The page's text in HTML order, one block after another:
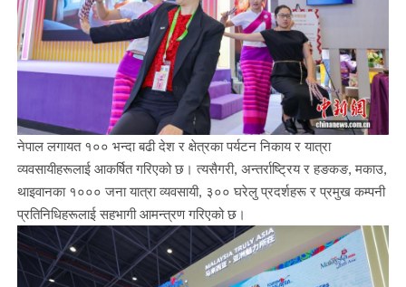
नेपाल लगायत १०० भन्दा बढी देश र क्षेत्रका पर्यटन निकाय र यात्रा
व्यवसायीहरूलाई आकर्षित गरिएको छ। त्यसैगरी, अन्तर्राष्ट्रिय र हङकङ, मकाउ,
थाइवानका १००० जना यात्रा व्यवसायी, ३०० घरेलु प्रदर्शहरू र प्रमुख कम्पनी
प्रतिनिधिहरूलाई सहभागी आमन्त्रण गरिएको छ।